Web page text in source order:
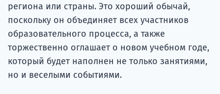
региона или страны. Это хороший обычай,
поскольку он объединяет всех участников
образовательного процесса, а также
торжественно оглашает о новом учебном годе,
который будет наполнен не только занятиями,
но и веселыми событиями.